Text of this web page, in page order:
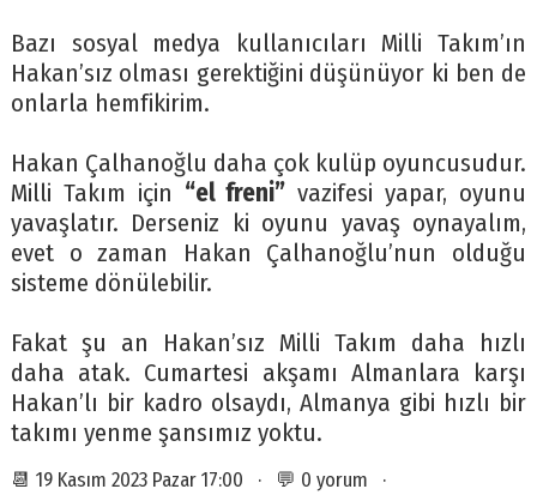
Bazı sosyal medya kullanıcıları Milli Takım’ın
Hakan’sız olması gerektiğini düşünüyor ki ben de
onlarla hemfikirim.
Hakan Çalhanoğlu daha çok kulüp oyuncusudur.
Milli Takım için “el freni” vazifesi yapar, oyunu
yavaşlatır. Derseniz ki oyunu yavaş oynayalım,
evet o zaman Hakan Çalhanoğlu’nun olduğu
sisteme dönülebilir.
Fakat şu an Hakan’sız Milli Takım daha hızlı
daha atak. Cumartesi akşamı Almanlara karşı
Hakan’lı bir kadro olsaydı, Almanya gibi hızlı bir
takımı yenme şansımız yoktu.
📆 19 Kasım 2023 Pazar 17:00 · 💬 0 yorum ·